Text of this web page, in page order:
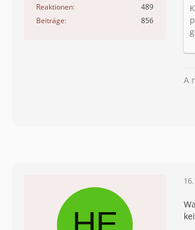
Reaktionen
489
Beiträge
856
A